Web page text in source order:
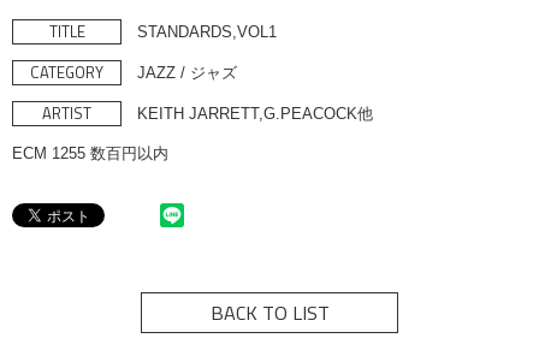
TITLE STANDARDS,VOL1
CATEGORY JAZZ / ジャズ
ARTIST KEITH JARRETT,G.PEACOCK他
ECM 1255 数百円以内
BACK TO LIST